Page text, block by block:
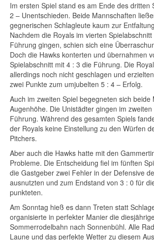
Im ersten Spiel stand es am Ende des dritten
2 – Unentschieden. Beide Mannschaften
gegnerischen Schlagleute kaum zur
Nachdem die Royals im vierten
Führung gingen, schien sich eine
Doch die Hawks konterten und übernahmen
Spielabschnitt mit 4 : 3 die Führung. Die
allerdings noch nicht geschlagen und
zwei Punkte zum umjubelten 5 : 4 – Erfolg.
Auch im zweiten Spiel begegneten sich beide
Augenhöhe. Die Unistädter gingen im
Führung. Während des gesamten Spiels
der Royals keine Einstellung zu den Würfen
Pitchers.
Aber auch die Hawks hatte mit den
Probleme. Die Entscheidung fiel im fünften
die Gastgeber zwei Fehler in der Defensive
ausnutzten und zum Endstand von 3 : 0 für
punkteten.
Am Sonntag hieß es dann Treten statt
organisierte in perfekter Manier die
Sommerrodelbahn nach Sonnenbühl. Alle
Laune und das perfekte Wetter zu diesem